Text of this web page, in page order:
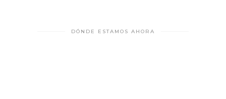
DÓNDE ESTAMOS AHORA